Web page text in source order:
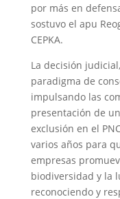
por más en
sostuvo el apu
CEPKA.
La decisión
paradigma de
impulsando las
presentación de
exclusión en el
varios años para
empresas
biodiversidad y la
reconociendo y